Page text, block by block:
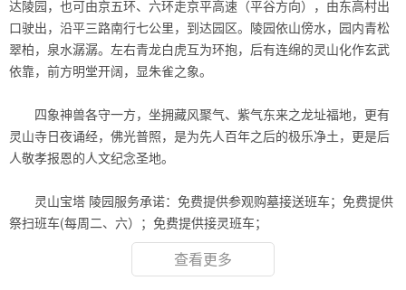
达陵园，也可由京五环、六环走京平高速（平谷方向），由东高村出
口驶出，沿平三路南行七公里，到达园区。陵园依山傍水，园内青松
翠柏，泉水潺潺。左右青龙白虎互为环抱，后有连绵的灵山化作玄武
依靠，前方明堂开阔，显朱雀之象。
四象神兽各守一方，坐拥藏风聚气、紫气东来之龙址福地，更有
灵山寺日夜诵经，佛光普照，是为先人百年之后的极乐净土，更是后
人敬孝报恩的人文纪念圣地。
灵山宝塔 陵园服务承诺：免费提供参观购墓接送班车；免费提供
祭扫班车(每周二、六）；免费提供接灵班车；
查看更多